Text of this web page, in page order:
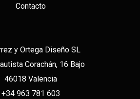
Contacto
y Ortega Diseño SL
Corachán, 16 Bajo
46018 Valencia
+34 963 781 603